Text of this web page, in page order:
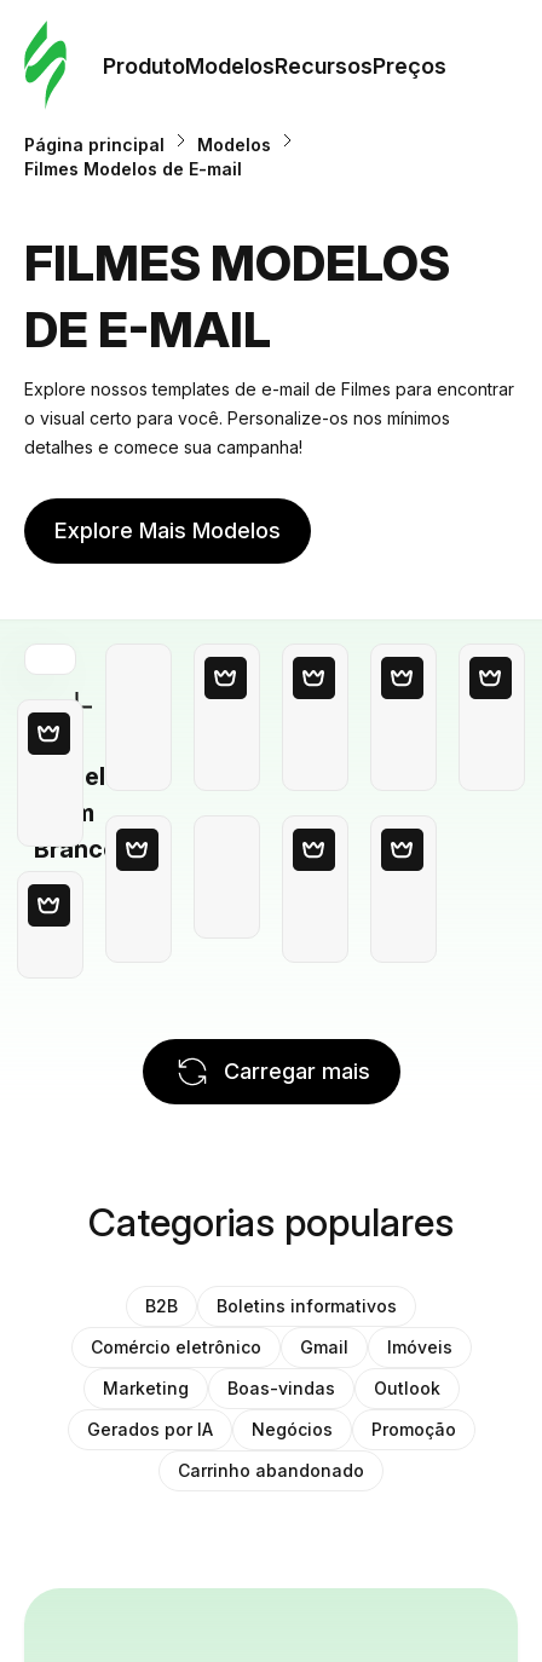
ProdutoModelosRecursosPreços
Página principal
Modelos
Filmes Modelos de E-mail
FILMES MODELOS
DE E-MAIL
Explore nossos templates de e-mail de Filmes para encontrar
o visual certo para você. Personalize-os nos mínimos
detalhes e comece sua campanha!
Explore Mais Modelos
Modelo
em
Branco
Carregar mais
Categorias populares
B2B
Boletins informativos
Comércio eletrônico
Gmail
Imóveis
Marketing
Boas-vindas
Outlook
Gerados por IA
Negócios
Promoção
Carrinho abandonado